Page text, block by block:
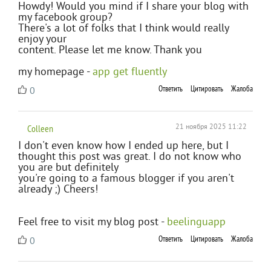
Howdy! Would you mind if I share your blog with
my facebook group?
There's a lot of folks that I think would really
enjoy your
content. Please let me know. Thank you
my homepage -app get fluently
0 Ответить Цитировать Жалоба
Colleen 21 ноября 2025 11:22
I don't even know how I ended up here, but I
thought this post was great. I do not know who
you are but definitely
you're going to a famous blogger if you aren't
already ;) Cheers!
Feel free to visit my blog post - beelinguapp
0 Ответить Цитировать Жалоба